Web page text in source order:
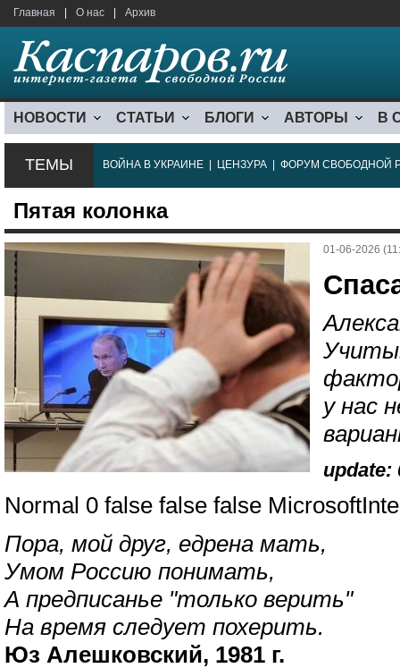
Главная О нас Архив
НОВОСТИ СТАТЬИ БЛОГИ АВТОРЫ В
ТЕМЫ ВОЙНА В УКРАИНЕ ЦЕНЗУРА ФОРУМ СВОБОДНОЙ
Пятая колонка
01-06-2026
у нас
update:
Normal 0 false false false
Пора, мой друг, едрена мать,
Умом Россию понимать,
А предписанье "только верить"
На время следует похерить.
Юз Алешковский, 1981 г.